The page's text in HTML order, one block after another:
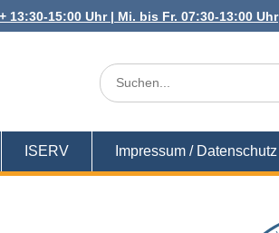
13:30-15:00 Uhr | Mi. bis Fr. 07:30-13:00 Uhr
Search
for:
ISERV Impressum / Datenschutz